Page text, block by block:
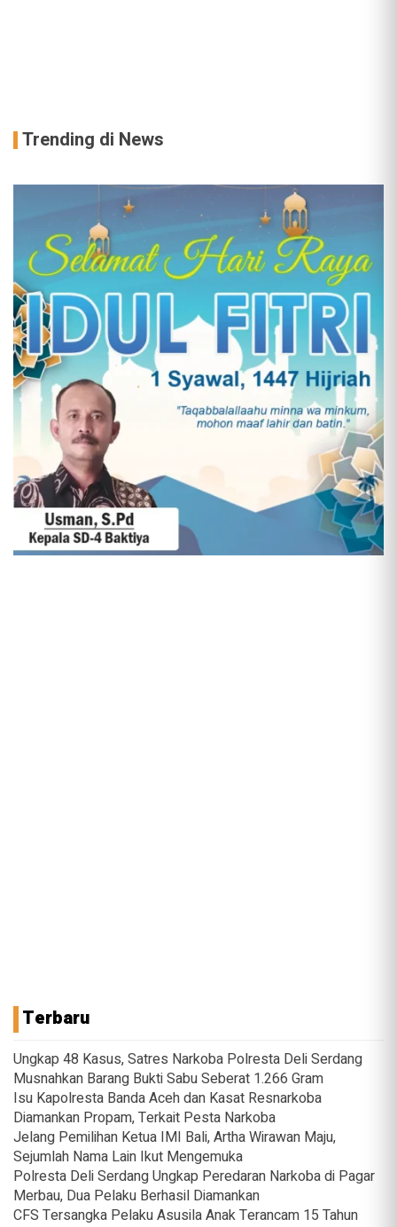
Trending di News
Terbaru
Ungkap 48 Kasus, Satres Narkoba Polresta Deli Serdang
Musnahkan Barang Bukti Sabu Seberat 1.266 Gram
Isu Kapolresta Banda Aceh dan Kasat Resnarkoba
Diamankan Propam, Terkait Pesta Narkoba
Jelang Pemilihan Ketua IMI Bali, Artha Wirawan Maju,
Sejumlah Nama Lain Ikut Mengemuka
Polresta Deli Serdang Ungkap Peredaran Narkoba di Pagar
Merbau, Dua Pelaku Berhasil Diamankan
CFS Tersangka Pelaku Asusila Anak Terancam 15 Tahun